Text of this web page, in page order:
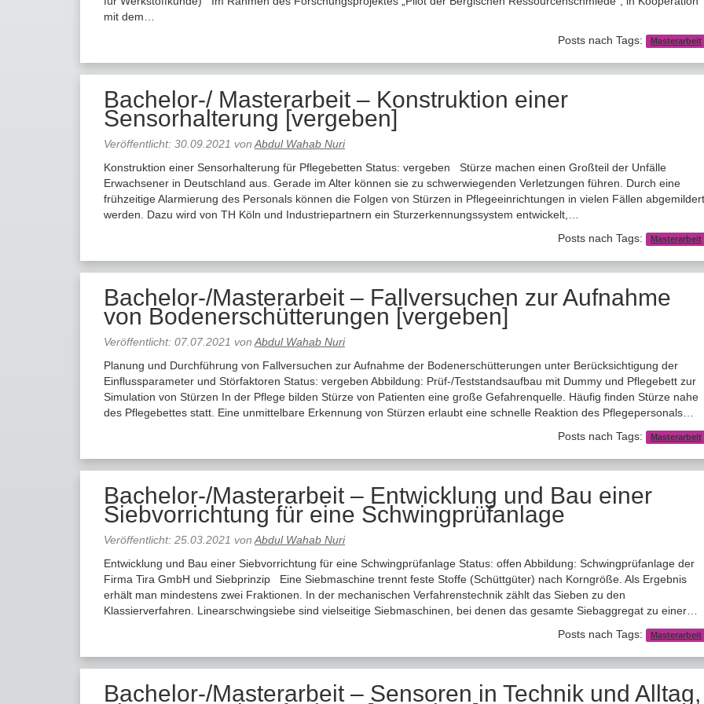
mit dem…
Posts nach Tags:
Masterarbeit
Bachelor-/ Masterarbeit – Konstruktion einer
Sensorhalterung [vergeben]
Veröffentlicht: 30.09.2021 von Abdul Wahab Nuri
Konstruktion einer Sensorhalterung für Pflegebetten Status: vergeben Stürze machen einen Großteil der Unfälle
Erwachsener in Deutschland aus. Gerade im Alter können sie zu schwerwiegenden Verletzungen führen. Durch eine
frühzeitige Alarmierung des Personals können die Folgen von Stürzen in Pflegeeinrichtungen in vielen Fällen abgemildert
werden. Dazu wird von TH Köln und Industriepartnern ein Sturzerkennungssystem entwickelt,…
Posts nach Tags:
Masterarbeit
Bachelor-/Masterarbeit – Fallversuchen zur Aufnahme
von Bodenerschütterungen [vergeben]
Veröffentlicht: 07.07.2021 von Abdul Wahab Nuri
Planung und Durchführung von Fallversuchen zur Aufnahme der Bodenerschütterungen unter Berücksichtigung der
Einflussparameter und Störfaktoren Status: vergeben Abbildung: Prüf-/Teststandsaufbau mit Dummy und Pflegebett zur
Simulation von Stürzen In der Pflege bilden Stürze von Patienten eine große Gefahrenquelle. Häufig finden Stürze nahe
des Pflegebettes statt. Eine unmittelbare Erkennung von Stürzen erlaubt eine schnelle Reaktion des Pflegepersonals…
Posts nach Tags:
Masterarbeit
Bachelor-/Masterarbeit – Entwicklung und Bau einer
Siebvorrichtung für eine Schwingprüfanlage
Veröffentlicht: 25.03.2021 von Abdul Wahab Nuri
Entwicklung und Bau einer Siebvorrichtung für eine Schwingprüfanlage Status: offen Abbildung: Schwingprüfanlage der
Firma Tira GmbH und Siebprinzip Eine Siebmaschine trennt feste Stoffe (Schüttgüter) nach Korngröße. Als Ergebnis
erhält man mindestens zwei Fraktionen. In der mechanischen Verfahrenstechnik zählt das Sieben zu den
Klassierverfahren. Linearschwingsiebe sind vielseitige Siebmaschinen, bei denen das gesamte Siebaggregat zu einer…
Posts nach Tags:
Masterarbeit
Bachelor-/Masterarbeit – Sensoren in Technik und Alltag,